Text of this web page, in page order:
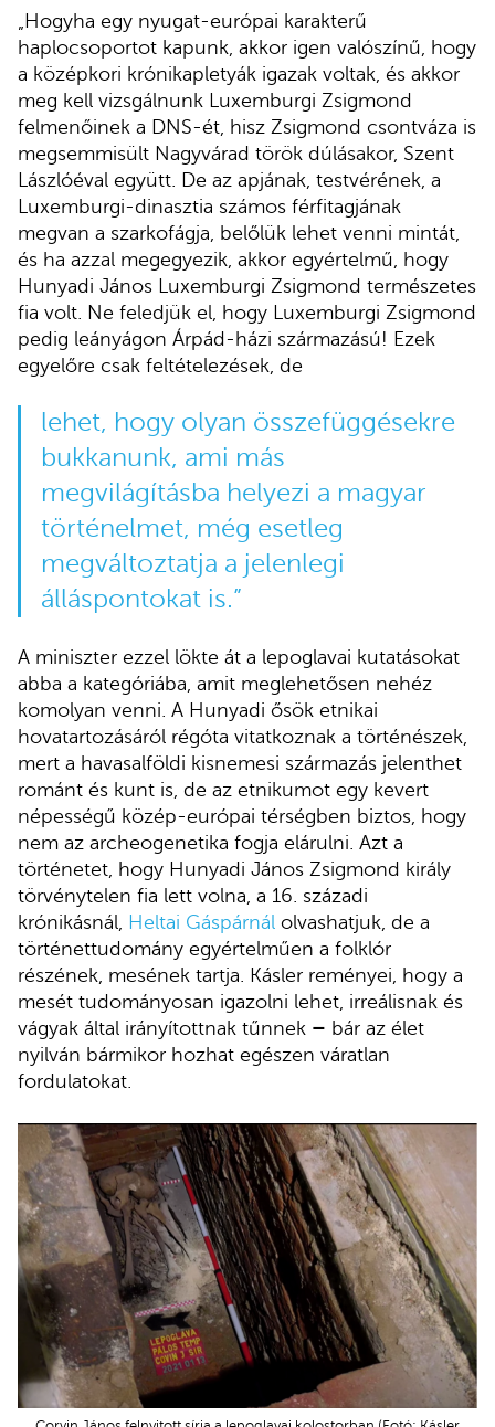
„Hogyha egy nyugat-európai karakterű
haplocsoportot kapunk, akkor igen valószínű, hogy
a középkori krónikapletyák igazak voltak, és akkor
meg kell vizsgálnunk Luxemburgi Zsigmond
felmenőinek a DNS-ét, hisz Zsigmond csontváza is
megsemmisült Nagyvárad török dúlásakor, Szent
Lászlóéval együtt. De az apjának, testvérének, a
Luxemburgi-dinasztia számos férfitagjának
megvan a szarkofágja, belőlük lehet venni mintát,
és ha azzal megegyezik, akkor egyértelmű, hogy
Hunyadi János Luxemburgi Zsigmond természetes
fia volt. Ne feledjük el, hogy Luxemburgi Zsigmond
pedig leányágon Árpád-házi származású! Ezek
egyelőre csak feltételezések, de
lehet, hogy olyan összefüggésekre
bukkanunk, ami más
megvilágításba helyezi a magyar
történelmet, még esetleg
megváltoztatja a jelenlegi
álláspontokat is.”
A miniszter ezzel lökte át a lepoglavai kutatásokat
abba a kategóriába, amit meglehetősen nehéz
komolyan venni. A Hunyadi ősök etnikai
hovatartozásáról régóta vitatkoznak a történészek,
mert a havasalföldi kisnemesi származás jelenthet
románt és kunt is, de az etnikumot egy kevert
népességű közép-európai térségben biztos, hogy
nem az archeogenetika fogja elárulni. Azt a
történetet, hogy Hunyadi János Zsigmond király
törvénytelen fia lett volna, a 16. századi
krónikásnál, Heltai Gáspárnál olvashatjuk, de a
történettudomány egyértelműen a folklór
részének, mesének tartja. Kásler reményei, hogy a
mesét tudományosan igazolni lehet, irreálisnak és
vágyak által irányítottnak tűnnek – bár az élet
nyilván bármikor hozhat egészen váratlan
fordulatokat.